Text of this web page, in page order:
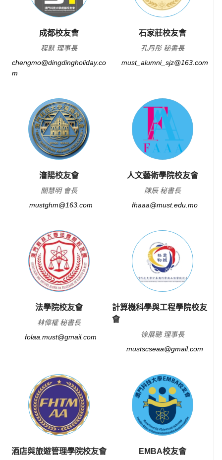
成都校友會
程默 理事長
chengmo@dingdingholiday.co
m
石家莊校友會
孔丹彤 秘書長
must_alumni_sjz@163.com
瀋陽校友會
關慧明 會長
mustghm@163.com
人文藝術學院校友會
陳辰 秘書長
fhaaa@must.edu.mo
法學院校友會
林偉權 秘書長
folaa.must@gmail.com
計算機科學與工程學院校友
會
徐展聰 理事長
mustscseaa@gmail.com
酒店與旅遊管理學院校友會 EMBA校友會